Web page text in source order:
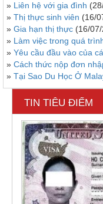
» Liên hệ với gia đình
» Thị thực sinh viên (16/
» Gia hạn thị thực (16/
» Làm việc trong quá
» Yêu cầu đầu vào của
» Cách thức nộp đơn
» Tại Sao Du Học Ở
TIN TIÊU ĐIỂM